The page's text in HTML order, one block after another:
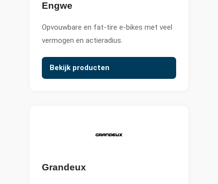
Engwe
Opvouwbare en fat-tire e-bikes met veel
vermogen en actieradius.
Bekijk producten
Grandeux